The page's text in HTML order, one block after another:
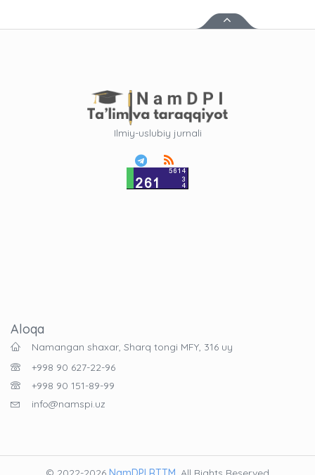
Ilmiy-uslubiy jurnali
Aloqa
Namangan shaxar, Sharq tongi MFY, 316 uy
+998 90 627-22-96
+998 90 151-89-99
info@namspi.uz